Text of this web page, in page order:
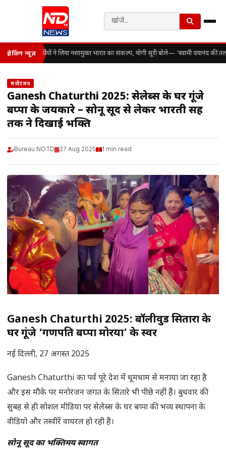
ब्रेकिंग न्यूज़
सैकड़ों विद्यार्थियों ने लिया नशामुक्त भारत का संकल्प, योगी सूरी बोले— ‘स्वामी दयानंद
मनोरंजन
Ganesh Chaturthi 2025: सेलेब्स के घर गूंजे
बप्पा के जयकारे – सोनू सूद से लेकर भारती सिंह
तक ने दिखाई भक्ति
Bureau NOTD 27 Aug 2025 1 min read
Ganesh Chaturthi 2025: बॉलीवुड सितारों के
घर गूंजे ‘गणपति बप्पा मोरया’ के स्वर
नई दिल्ली, 27 अगस्त 2025
Ganesh Chaturthi का पर्व पूरे देश में धूमधाम से मनाया जा रहा है
और इस मौके पर मनोरंजन जगत के सितारे भी पीछे नहीं हैं। बुधवार की
सुबह से ही सोशल मीडिया पर सेलेब्स के घर बप्पा की भव्य स्थापना के
वीडियो और तस्वीरें वायरल हो रही हैं।
सोनू सूद का भक्तिमय स्वागत